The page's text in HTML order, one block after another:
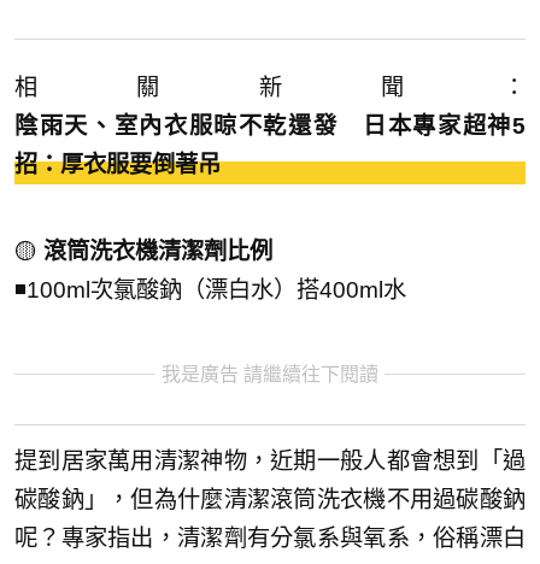
相關新聞：
陰雨天、室內衣服晾不乾還發 日本專家超神5
招：厚衣服要倒著吊
🟡 滾筒洗衣機清潔劑比例
◾100ml次氯酸鈉（漂白水）搭400ml水
我是廣告 請繼續往下閱讀
提到居家萬用清潔神物，近期一般人都會想到「過
碳酸鈉」，但為什麼清潔滾筒洗衣機不用過碳酸鈉
呢？專家指出，清潔劑有分氯系與氧系，俗稱漂白